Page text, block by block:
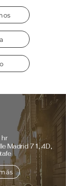
hr
Madrid 71, 4D,